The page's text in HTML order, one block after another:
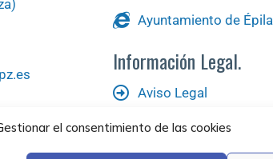
el consentimiento de las cookies
Ayuntamiento de Épila
Información Legal.
Aviso Legal
Política de Privacidad